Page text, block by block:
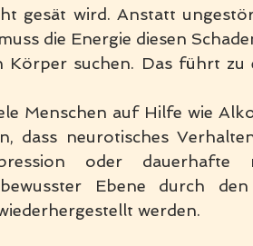
gesät wird. Anstatt
die Energie diesen
Körper suchen. Das führt
Menschen auf Hilfe wie
dass neurotisches
oder dauerhafte
Ebene durch
werden.